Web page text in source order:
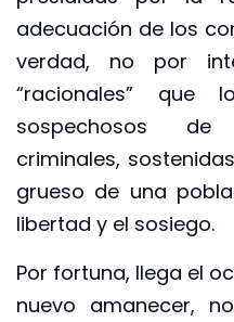
adecuación de los
verdad, no por
“racionales” que
sospechosos de
criminales,
grueso de una
libertad y el sosiego.
Por fortuna, llega el
nuevo amanecer,